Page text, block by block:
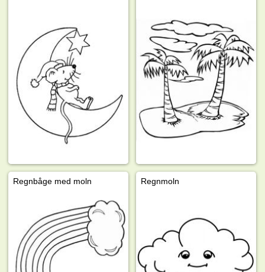
Regnbåge med moln Regnmoln